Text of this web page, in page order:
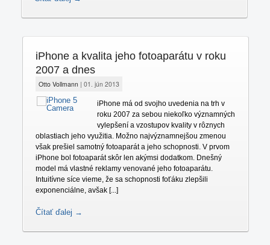
iPhone a kvalita jeho fotoaparátu v roku
2007 a dnes
Otto Vollmann | 01. jún 2013
iPhone má od svojho uvedenia na trh v
roku 2007 za sebou niekoľko významných
vylepšení a vzostupov kvality v rôznych
oblastiach jeho využitia. Možno najvýznamnejšou zmenou
však prešiel samotný fotoaparát a jeho schopnosti. V prvom
iPhone bol fotoaparát skôr len akýmsi dodatkom. Dnešný
model má vlastné reklamy venované jeho fotoaparátu.
Intuitívne síce vieme, že sa schopnosti foťáku zlepšili
exponenciálne, avšak [...]
Čítať ďalej →